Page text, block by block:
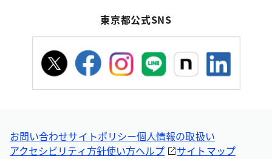
東京都公式SNS
お問い合わせサイトポリシー個人情報の取扱い
アクセシビリティ方針使い方ヘルプ サイトマップ